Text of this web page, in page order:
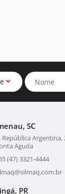
SC
República Argentina,
Aguda
(47) 3321-4444
PR